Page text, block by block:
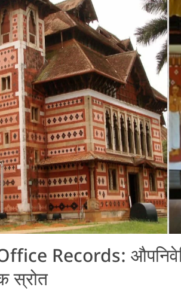
Records:
स्रोत